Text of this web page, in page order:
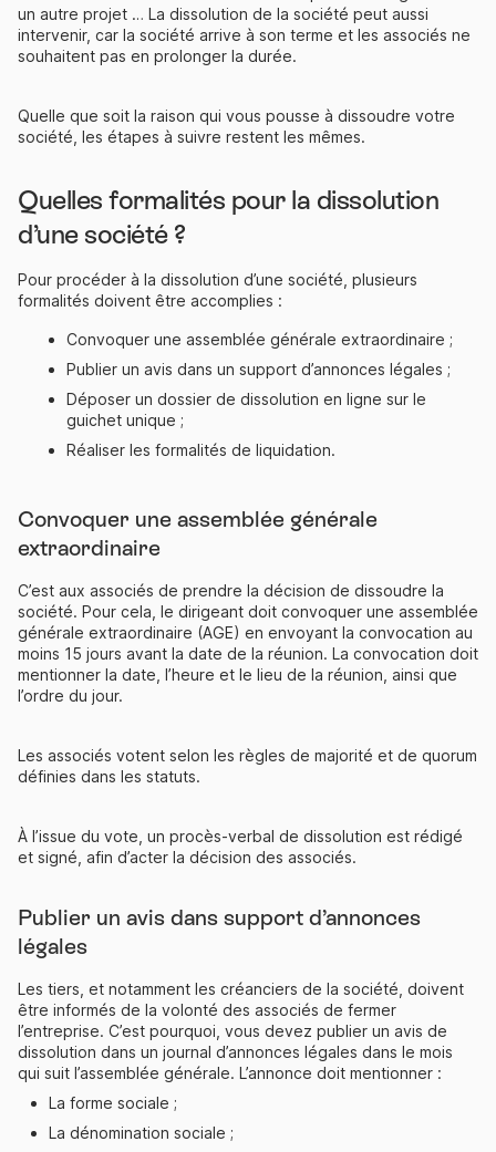
un autre projet … La dissolution de la société peut aussi
intervenir, car la société arrive à son terme et les associés ne
souhaitent pas en prolonger la durée.
Quelle que soit la raison qui vous pousse à dissoudre votre
société, les étapes à suivre restent les mêmes.
Quelles formalités pour la dissolution
d’une société ?
Pour procéder à la dissolution d’une société, plusieurs
formalités doivent être accomplies :
Convoquer une assemblée générale extraordinaire ;
Publier un avis dans un support d’annonces légales ;
Déposer un dossier de dissolution en ligne sur le
guichet unique ;
Réaliser les formalités de liquidation.
Convoquer une assemblée générale
extraordinaire
C’est aux associés de prendre la décision de dissoudre la
société. Pour cela, le dirigeant doit convoquer une assemblée
générale extraordinaire (AGE) en envoyant la convocation au
moins 15 jours avant la date de la réunion. La convocation doit
mentionner la date, l’heure et le lieu de la réunion, ainsi que
l’ordre du jour.
Les associés votent selon les règles de majorité et de quorum
définies dans les statuts.
À l’issue du vote, un procès-verbal de dissolution est rédigé
et signé, afin d’acter la décision des associés.
Publier un avis dans support d’annonces
légales
Les tiers, et notamment les créanciers de la société, doivent
être informés de la volonté des associés de fermer
l’entreprise. C’est pourquoi, vous devez publier un avis de
dissolution dans un journal d’annonces légales dans le mois
qui suit l’assemblée générale. L’annonce doit mentionner :
La forme sociale ;
La dénomination sociale ;